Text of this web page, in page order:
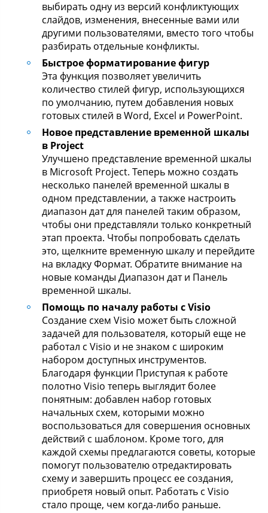
выбирать одну из версий конфликтующих
слайдов, изменения, внесенные вами или
другими пользователями, вместо того чтобы
разбирать отдельные конфликты.
Быстрое форматирование фигур
Эта функция позволяет увеличить
количество стилей фигур, использующихся
по умолчанию, путем добавления новых
готовых стилей в Word, Excel и PowerPoint.
Новое представление временной шкалы
в Project
Улучшено представление временной шкалы
в Microsoft Project. Теперь можно создать
несколько панелей временной шкалы в
одном представлении, а также настроить
диапазон дат для панелей таким образом,
чтобы они представляли только конкретный
этап проекта. Чтобы попробовать сделать
это, щелкните временную шкалу и перейдите
на вкладку Формат. Обратите внимание на
новые команды Диапазон дат и Панель
временной шкалы.
Помощь по началу работы с Visio
Создание схем Visio может быть сложной
задачей для пользователя, который еще не
работал с Visio и не знаком с широким
набором доступных инструментов.
Благодаря функции Приступая к работе
полотно Visio теперь выглядит более
понятным: добавлен набор готовых
начальных схем, которыми можно
воспользоваться для совершения основных
действий с шаблоном. Кроме того, для
каждой схемы предлагаются советы, которые
помогут пользователю отредактировать
схему и завершить процесс ее создания,
приобретя новый опыт. Работать с Visio
стало проще, чем когда-либо раньше.